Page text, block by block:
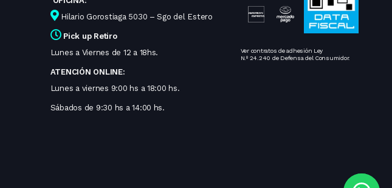
Hilario Gorostiaga 5030 – Sgo del Estero
Pick up Retiro
Lunes a Viernes de 12 a 18hs.
ATENCIÓN ONLINE:
Lunes a viernes 9:00 hs a 18:00 hs.
Sábados de 9:30 hs a 14:00 hs.
Ver contratos de adhesión Ley
N.º 24.240 de Defensa del Consumidor.